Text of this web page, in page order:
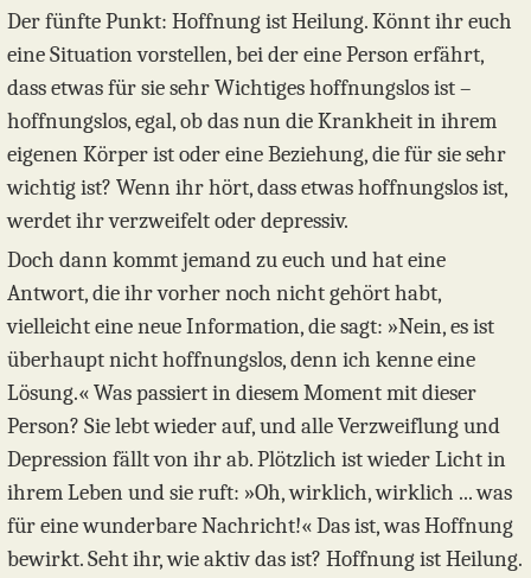
Der fünfte Punkt: Hoffnung ist Heilung. Könnt ihr euch
eine Situation vorstellen, bei der eine Person erfährt,
dass etwas für sie sehr Wichtiges hoffnungslos ist –
hoffnungslos, egal, ob das nun die Krankheit in ihrem
eigenen Körper ist oder eine Beziehung, die für sie sehr
wichtig ist? Wenn ihr hört, dass etwas hoffnungslos ist,
werdet ihr verzweifelt oder depressiv.
Doch dann kommt jemand zu euch und hat eine
Antwort, die ihr vorher noch nicht gehört habt,
vielleicht eine neue Information, die sagt: »Nein, es ist
überhaupt nicht hoffnungslos, denn ich kenne eine
Lösung.« Was passiert in diesem Moment mit dieser
Person? Sie lebt wieder auf, und alle Verzweiflung und
Depression fällt von ihr ab. Plötzlich ist wieder Licht in
ihrem Leben und sie ruft: »Oh, wirklich, wirklich ... was
für eine wunderbare Nachricht!« Das ist, was Hoffnung
bewirkt. Seht ihr, wie aktiv das ist? Hoffnung ist Heilung.